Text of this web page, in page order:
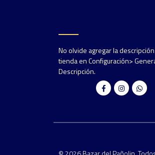
No olvide agregar la
tienda en Configuración>
Descripción.